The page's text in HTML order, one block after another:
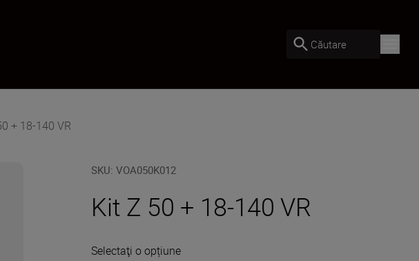
Căutare
+ 18-140 VR
SKU:VOA050K012
Kit Z 50 + 18-140 VR
Selectaţi o opțiune